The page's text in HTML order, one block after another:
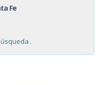
Fe
.